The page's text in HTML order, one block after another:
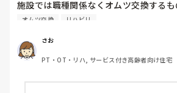
施設では職種関係なくオムツ交換する
した当初は、オムツ交換をヘルパーさん
が、今は、状況的に誰もいないとやらざ
す。
オムツ交換 リハビリ
さお
PT・OT・リハ, サービス付き高齢者向け住宅